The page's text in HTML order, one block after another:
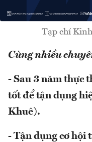
Tạp chí
Cùng nhiều
- Sau 3 năm thực
tốt để tận dụng
Khuê).
- Tận dụng cơ hội